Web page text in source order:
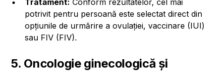
Tratament: Conform rezultatelor, cel mai
potrivit pentru persoană este selectat direct din
opțiunile de urmărire a ovulației, vaccinare (IUI)
sau FIV (FIV).
5. Oncologie ginecologică și